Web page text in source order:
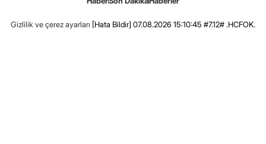
Gizlilik ve çerez ayarları [Hata Bildir] 07.08.2026 15:10:45 #7.12# .HCFOK.